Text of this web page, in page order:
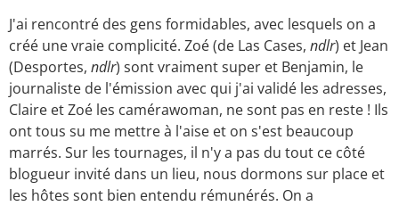
J'ai rencontré des gens formidables, avec lesquels on a
créé une vraie complicité. Zoé (de Las Cases, ndlr) et Jean
(Desportes, ndlr) sont vraiment super et Benjamin, le
journaliste de l'émission avec qui j'ai validé les adresses,
Claire et Zoé les camérawoman, ne sont pas en reste ! Ils
ont tous su me mettre à l'aise et on s'est beaucoup
marrés. Sur les tournages, il n'y a pas du tout ce côté
blogueur invité dans un lieu, nous dormons sur place et
les hôtes sont bien entendu rémunérés. On a